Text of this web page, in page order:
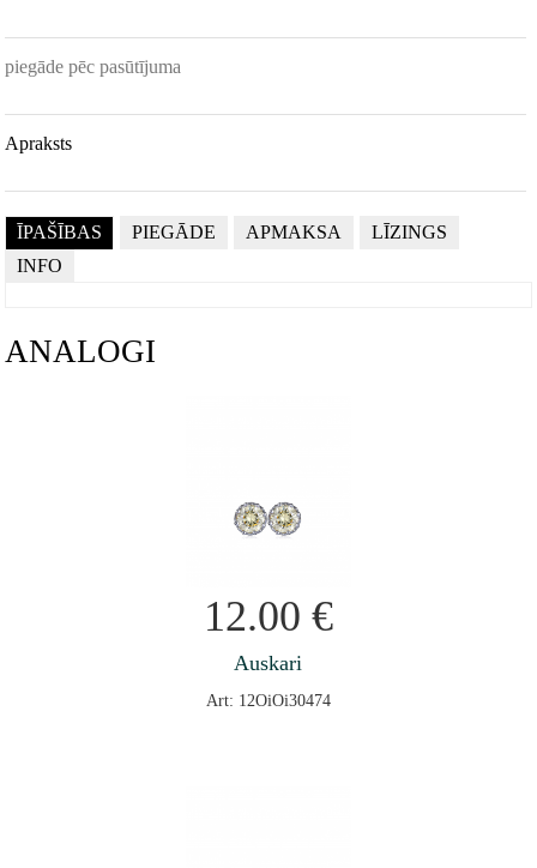
piegāde pēc pasūtījuma
Apraksts
ĪPAŠĪBAS PIEGĀDE APMAKSA
LĪZINGS
INFO
ANALOGI
12.00 €
Auskari
Art: 12OiOi30474